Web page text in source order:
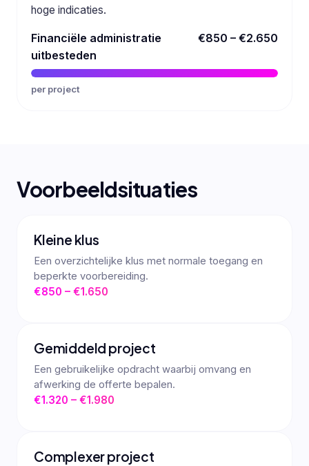
hoge indicaties.
Financiële administratie
uitbesteden
€850 – €2.650
per project
Voorbeeldsituaties
Kleine klus
Een overzichtelijke klus met normale toegang en
beperkte voorbereiding.
€850 – €1.650
Gemiddeld project
Een gebruikelijke opdracht waarbij omvang en
afwerking de offerte bepalen.
€1.320 – €1.980
Complexer project